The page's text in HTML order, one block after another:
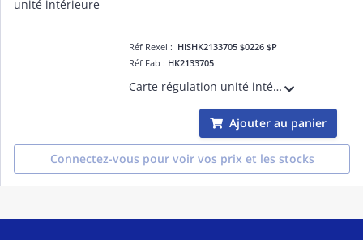
Réf Rexel : HISHK2133705 $0226 $P
Réf Fab : HK2133705
Carte régulation unité intérieure
Ajouter au panier
Connectez-vous pour voir vos prix et les stocks